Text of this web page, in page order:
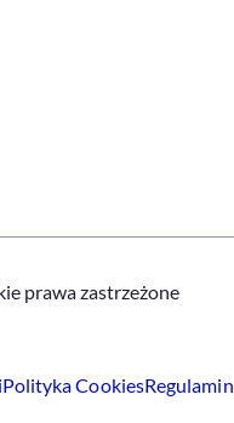
prawa zastrzeżone
PolitykaCookiesRegulamin